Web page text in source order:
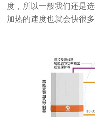
度，所以一般我们还是
加热的速度也就会快很多